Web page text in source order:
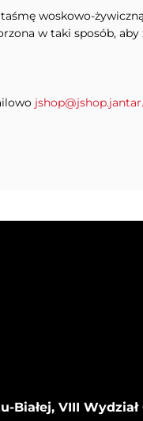
woskowo-
w taki sposób,
VIII